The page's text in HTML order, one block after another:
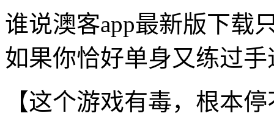
谁说澳客app最新版下载
如果你恰好单身又练过
【这个游戏有毒，根本